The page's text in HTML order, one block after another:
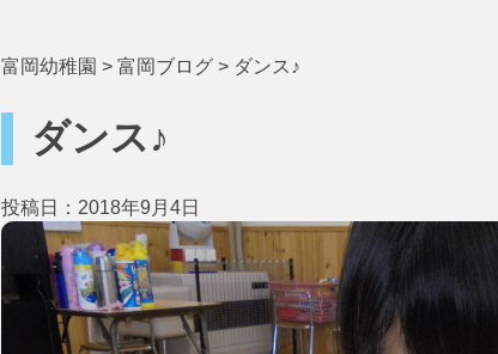
富岡幼稚園 > 富岡ブログ > ダンス♪
ダンス♪
投稿日：2018年9月4日